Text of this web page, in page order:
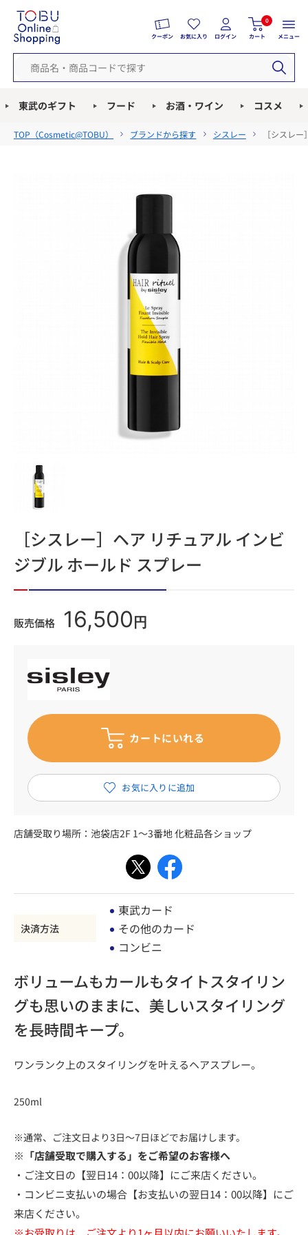
クーポン お気に入り ログイン
0
カート メニュー
東武のギフト フード お酒・ワイン コスメ
TOP（Cosmetic@TOBU） ブランドから探す シスレー ［シスレ
［シスレー］ヘア リチュアル インビ
ジブル ホールド スプレー
販売価格 16,500 円
店舗受取り場所： 池袋店2F 1～3番地 化粧品各ショップ
決済方法
東武カード
その他のカード
コンビニ
ボリュームもカールもタイトスタイリン
グも思いのままに、美しいスタイリング
を長時間キープ。
ワンランク上のスタイリングを叶えるヘアスプレー。
250ml
※通常、ご注文日より3日～7日ほどでお届けします。
※「店舗受取で購入する」をご希望のお客様へ
・ご注文日の【翌日14：00以降】にご来店ください。
・コンビニ支払いの場合【お支払いの翌日14：00以降】にご
来店ください。